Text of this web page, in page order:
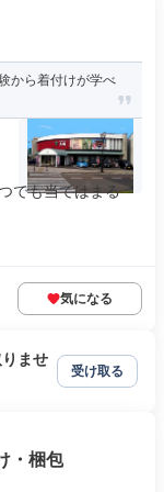
から着付けが学べ
でも当てはまる
気になる
ませ
受け取る
・梱包